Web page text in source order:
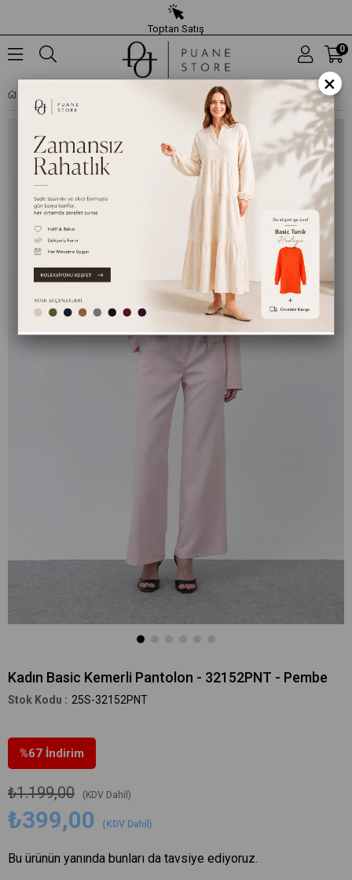
Toptan Satış
0
Kadın Basic Kemerli Pantolon - 32152PNT - Pembe
25S-32152PNT
%67 İndirim
₺1.199,00 (KDV Dahil)
₺399,00 (KDV Dahil)
Bu ürünün yanında bunları da tavsiye ediyoruz.
×